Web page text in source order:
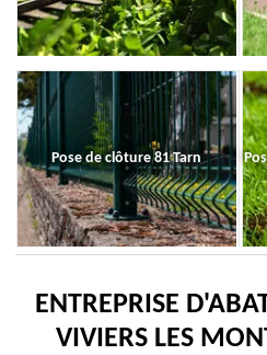
Pose de clôture 81 Tarn
ENTREPRISE
VIVIERS LES